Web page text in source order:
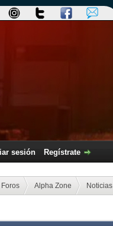
sesión Regístrate
Alpha Zone Noticias